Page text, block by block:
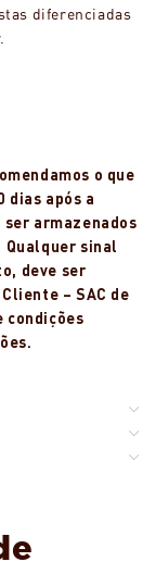
diferenciadas
o que
dias após a
armazenados
Qualquer sinal
deve ser
– SAC de
condições